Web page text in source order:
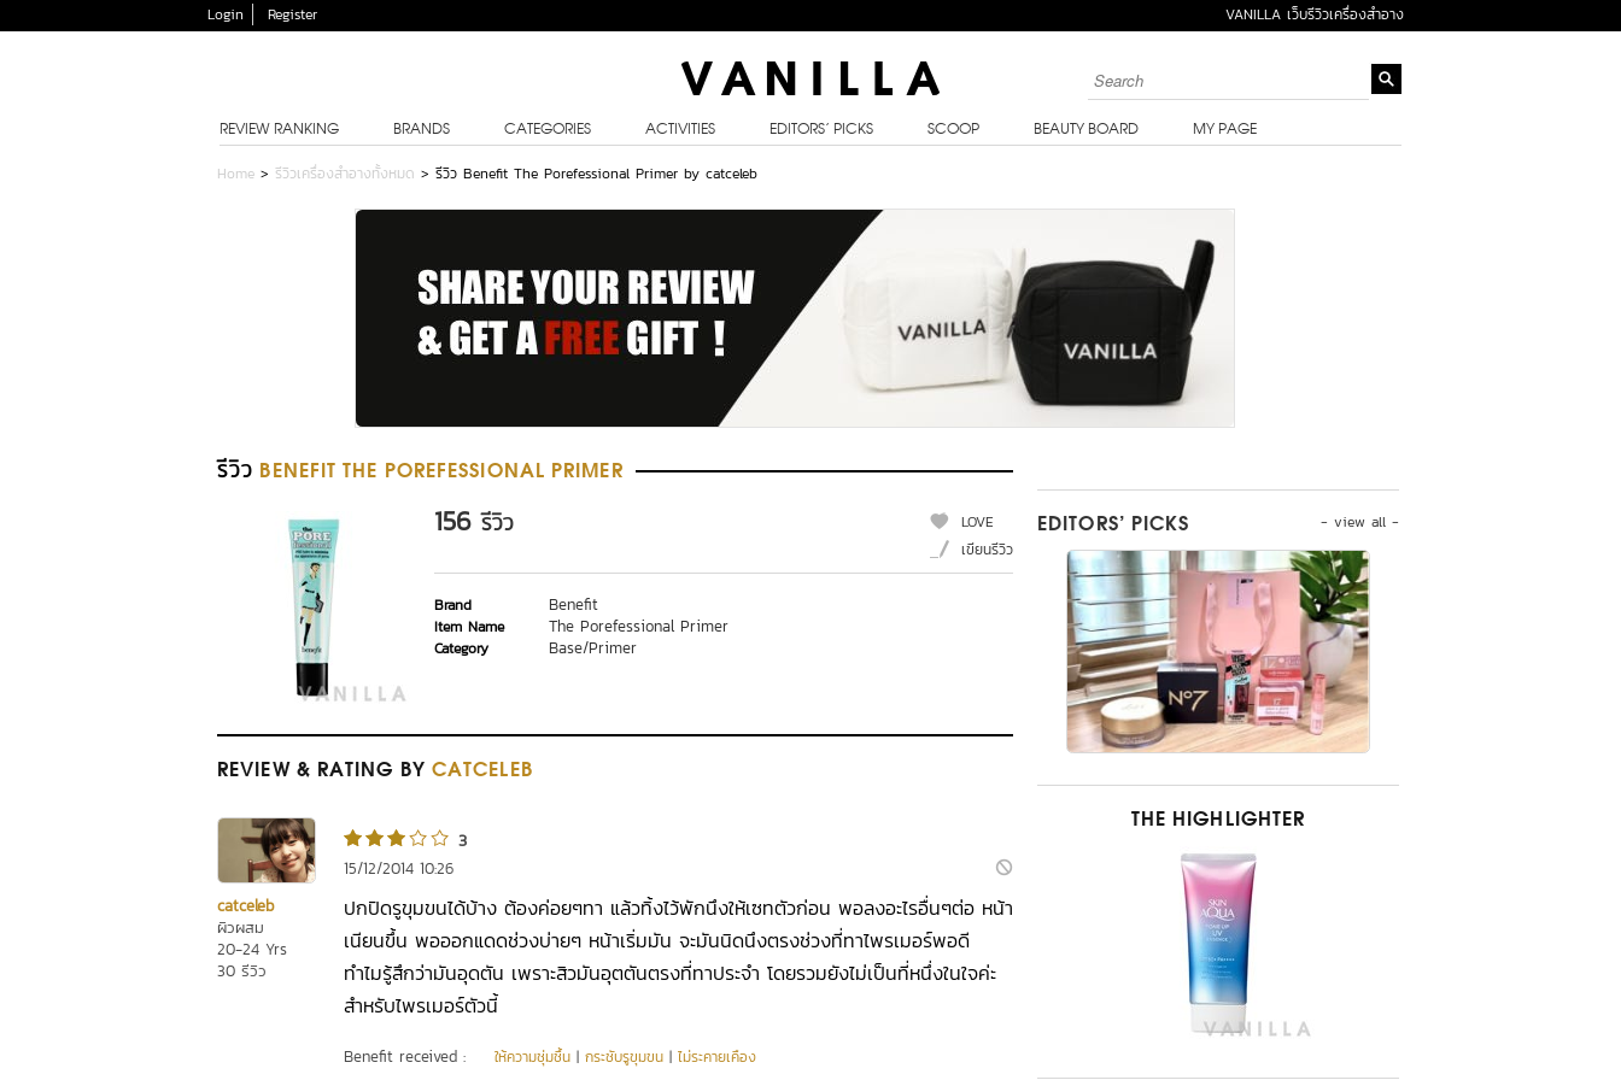
Login Register VANILLA เว็บรีวิวเครื่องสำอาง
REVIEW RANKING BRANDS CATEGORIES ACTIVITIES EDITORS’ PICKS SCOOP BEAUTY BOARD MY PAGE
Home > รีวิวเครื่องสำอางทั้งหมด > รีวิว Benefit The Porefessional Primer by catceleb
รีวิว BENEFIT THE POREFESSIONAL PRIMER
156 รีวิว
LOVE
เขียนรีวิว
Brand Benefit
Item Name The Porefessional Primer
Category Base/Primer
REVIEW & RATING BY CATCELEB
catceleb
ผิวผสม
20-24 Yrs
30 รีวิว
3
15/12/2014 10:26
ปกปิดรูขุมขนได้บ้าง ต้องค่อยๆทา แล้วทิ้งไว้พักนึงให้เซทตัวก่อน พอลงอะไรอื่นๆต่อ หน้า
เนียนขึ้น พอออกแดดช่วงบ่ายๆ หน้าเริ่มมัน จะมันนิดนึงตรงช่วงที่ทาไพรเมอร์พอดี
ทำไมรู้สึกว่ามันอุดตัน เพราะสิวมันอุตตันตรงที่ทาประจำ โดยรวมยังไม่เป็นที่หนึ่งในใจค่ะ
สำหรับไพรเมอร์ตัวนี้
Benefit received : ให้ความชุ่มชื้น | กระชับรูขุมขน | ไม่ระคายเคือง
- view all -
EDITORS’ PICKS
THE HIGHLIGHTER